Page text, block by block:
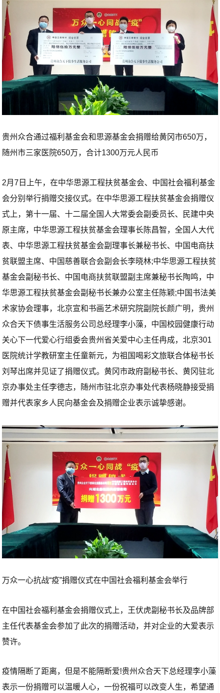
贵州众合通过福利基金会和思源基金会捐赠给黄冈市650万，
随州市三家医院650万，合计1300万元人民币
2月7日上午，在中华思源工程扶贫基金会、中国社会福利基金
会分别举行捐赠交接仪式。在中华思源工程扶贫基金会捐赠仪
式上，第十一届、十二届全国人大常委会副委员长、民建中央
原主席，中华思源工程扶贫基金会理事长陈昌智，全国人大代
表、中华思源工程扶贫基金会副理事长兼秘书长、中国电商扶
贫联盟主席、中国慈善联合会副会长李晓林;中华思源工程扶贫
基金会副秘书长、中国电商扶贫联盟副主席兼秘书长陶鸣，中
华思源工程扶贫基金会副秘书长兼办公室主任陈颖;中国书法美
术家协会理事，北京宣和书画艺术研究院副院长颜广明，贵州
众合天下债事生活服务公司总经理李小藻，中国校园健康行动
关心下一代爱心行组委会贵州省关爱中心主任冉成，北京301
医院统计学教研室主任童新元，为祖国喝彩文旅联合体秘书长
刘琴出席并见证了捐赠仪式。黄冈市政府副秘书长、黄冈驻北
京办事处主任李德志，随州市驻北京办事处代表杨晓静接受捐
赠并代表家乡人民向基金会及捐赠企业表示诚挚感谢。
万众一心抗战“疫”捐赠仪式在中国社会福利基金会举行
在中国社会福利基金会捐赠仪式上，王伏虎副秘书长及品牌部
主任代表基金会参加了此次的捐赠活动，并对企业的大爱表示
赞许。
疫情隔断了距离，但是不能隔断爱!贵州众合天下总经理李小藻
表示一份捐赠可以温暖人心，一份祝福可以改变人生，希望通